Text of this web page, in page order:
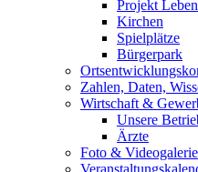
Projekt
Kirchen
Spielplätze
Bürgerpark
Zahlen, Daten,
Wirtschaft &
Unsere
Ärzte
Foto & Videogalerie